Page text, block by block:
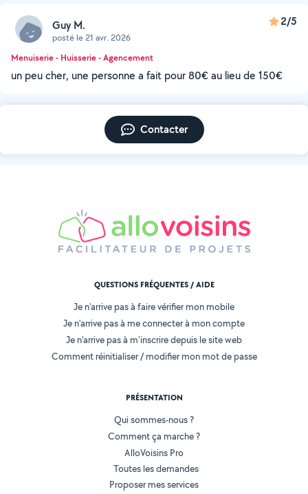
Guy M.
posté le 21 avr. 2026
2/5
Menuiserie - Huisserie - Agencement
un peu cher, une personne a fait pour 80€ au lieu de 150€
Contacter
QUESTIONS FRÉQUENTES / AIDE
Je n'arrive pas à faire vérifier mon mobile
Je n'arrive pas à me connecter à mon compte
Je n'arrive pas à m'inscrire depuis le site web
Comment réinitialiser / modifier mon mot de passe
PRÉSENTATION
Qui sommes-nous ?
Comment ça marche ?
AlloVoisins Pro
Toutes les demandes
Proposer mes services